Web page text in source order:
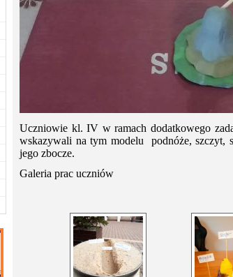
Uczniowie kl. IV w ramach dodatkowego
wskazywali na tym modelu podnóże,
jego zbocze.
Galeria prac uczniów